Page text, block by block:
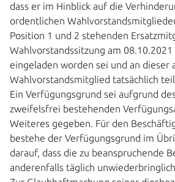
dass er im Hinblick auf die
ordentlichen
Position 1 und 2 stehenden
Wahlvorstandssitzung am
eingeladen worden sei und an dieser
Wahlvorstandsmitglied tatsächlich
Ein Verfügungsgrund sei aufgrund
zweifelsfrei bestehenden
Weiteres gegeben. Für den
bestehe der Verfügungsgrund im
darauf, dass die zu beanspruchende
anderenfalls täglich